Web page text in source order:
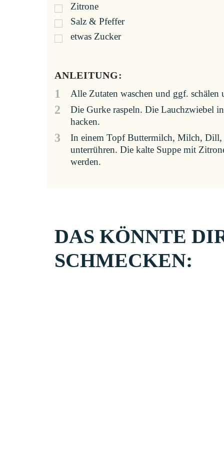
Zitrone
Salz & Pfeffer
etwas Zucker
ANLEITUNG:
1 Alle Zutaten waschen und ggf.
2
Die Gurke raspeln. Die Lauchzwiebel
hacken.
3
In einem Topf Buttermilch, Milch, Dill,
unterrühren. Die kalte Suppe mit
werden.
DAS KÖNNTE
SCHMECKEN: